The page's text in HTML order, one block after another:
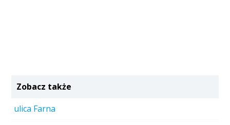
Zobacz także
ulica Farna